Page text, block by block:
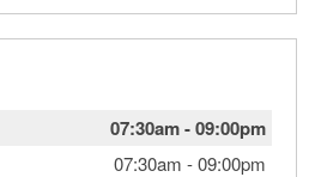
07:30am-09:00pm
07:30am -09:00pm